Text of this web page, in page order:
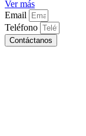
Ver más
Email
Teléfono
Contáctanos